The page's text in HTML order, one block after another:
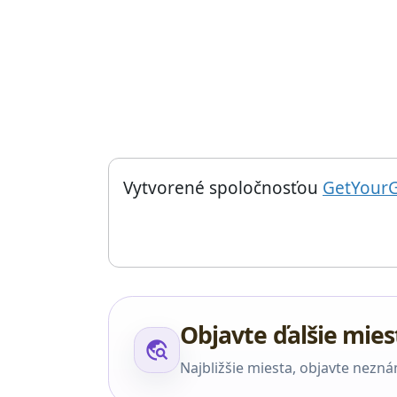
Things to do near Lisakovský Pentagram,
Vytvorené spoločnosťou
travel_explore Objavte ďalšie
Najbližšie miesta, objavte